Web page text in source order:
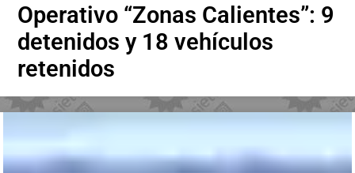
Operativo “Zonas Calientes”: 9
detenidos y 18 vehículos
retenidos